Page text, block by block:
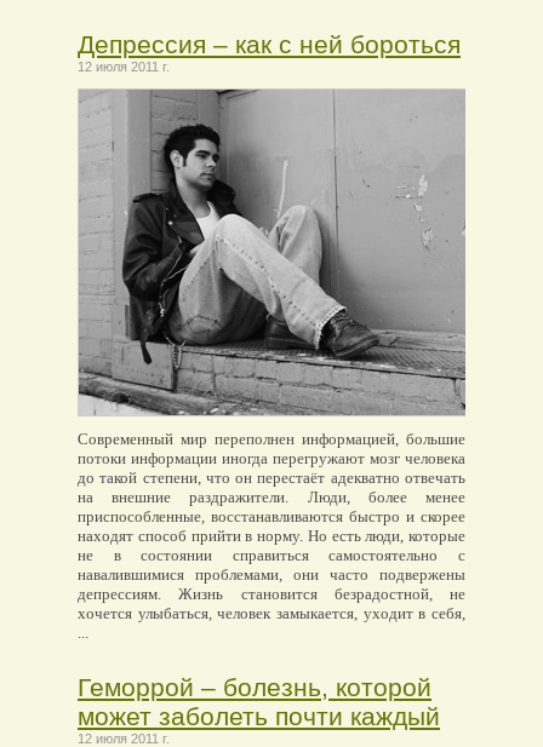
Депрессия – как с ней бороться
12 июля 2011 г.
Современный мир переполнен информацией, большие
потоки информации иногда перегружают мозг человека
до такой степени, что он перестаёт адекватно отвечать
на внешние раздражители. Люди, более менее
приспособленные, восстанавливаются быстро и скорее
находят способ прийти в норму. Но есть люди, которые
не в состоянии справиться самостоятельно с
навалившимися проблемами, они часто подвержены
депрессиям. Жизнь становится безрадостной, не
хочется улыбаться, человек замыкается, уходит в себя,
...
Геморрой – болезнь, которой
может заболеть почти каждый
12 июля 2011 г.